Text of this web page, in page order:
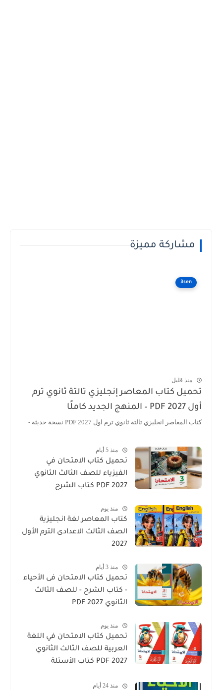
مشاركة مميزة
3sen
منذ قليل
تحميل كتاب المعاصر إنجليزي تالتة ثانوي ترم
أول 2027 PDF – المنهج الجديد كاملًا
كتاب المعاصر انجليزي تالتة ثانوي ترم اول 2027 PDF نسخة حديثة -
منذ 5 أيام
تحميل كتاب الامتحان في
الفيزياء للصف الثالث الثانوي
2027 PDF كتاب الشرح
منذ يوم
كتاب المعاصر لغة انجليزية
الصف الثالث الاعدادى الترم الأول
2027
منذ 3 أيام
تحميل كتاب الامتحان فى الأحياء
- كتاب الشرح - للصف الثالث
الثانوي 2027 PDF
منذ يوم
تحميل كتاب الامتحان في اللغة
العربية للصف الثالث الثانوي
2027 PDF كتاب الأسئلة
منذ 24 أيام